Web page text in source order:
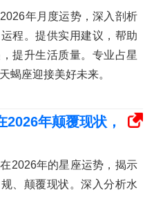
年月度运势，深入剖析
程。提供实用建议，帮助
提升生活质量。专业占星
蝎座迎接美好未来。
年颠覆现状，
2026年的星座运势，揭示
、颠覆现状。深入分析水